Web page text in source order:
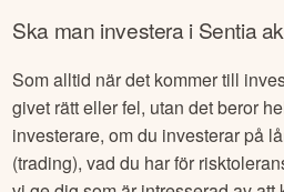
Ska man investera i Sentia
Som alltid när det kommer till
givet rätt eller fel, utan det beror
investerare, om du investerar på
(trading), vad du har för